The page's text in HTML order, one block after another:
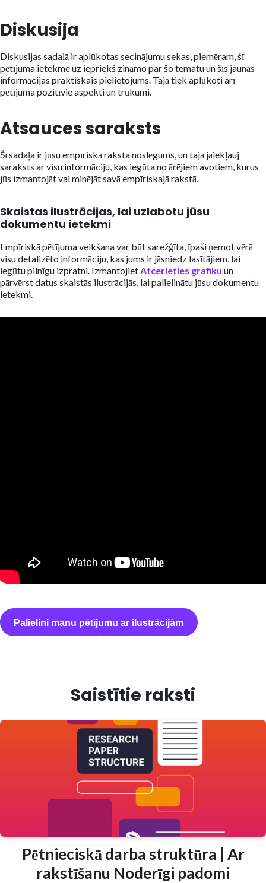
Diskusija
Diskusijas sadaļā ir aplūkotas secinājumu sekas, piemēram, šī
pētījuma ietekme uz iepriekš zināmo par šo tematu un šīs jaunās
informācijas praktiskais pielietojums. Tajā tiek aplūkoti arī
pētījuma pozitīvie aspekti un trūkumi.
Atsauces saraksts
Šī sadaļa ir jūsu empīriskā raksta noslēgums, un tajā jāiekļauj
saraksts ar visu informāciju, kas iegūta no ārējiem avotiem, kurus
jūs izmantojāt vai minējāt savā empīriskajā rakstā.
Skaistas ilustrācijas, lai uzlabotu jūsu
dokumentu ietekmi
Empīriskā pētījuma veikšana var būt sarežģīta, īpaši ņemot vērā
visu detalizēto informāciju, kas jums ir jāsniedz lasītājiem, lai
iegūtu pilnīgu izpratni. IzmantojietAtcerieties grafiku un
pārvērst datus skaistās ilustrācijās, lai palielinātu jūsu dokumentu
ietekmi.
Palielini manu pētījumu ar ilustrācijām
Saistītie raksti
Pētnieciskā darba struktūra | Ar
rakstīšanu Noderīgi padomi